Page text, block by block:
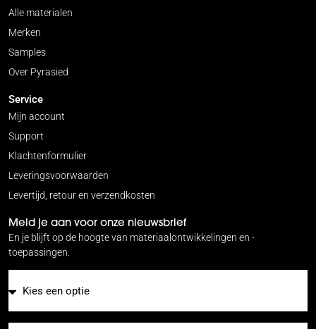
Alle materialen
Merken
Samples
Over Pyrasied
Service
Mijn account
Support
Klachtenformulier
Leveringsvoorwaarden
Levertijd, retour en verzendkosten
Meld je aan voor onze nieuwsbrief
En je blijft op de hoogte van materiaalontwikkelingen en -
toepassingen.
E-mail